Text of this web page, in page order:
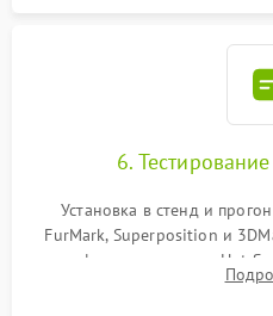
6.
Установка в стенд и
FurMark, Superposition и
графического чипа и Hot
артефактов изображения,